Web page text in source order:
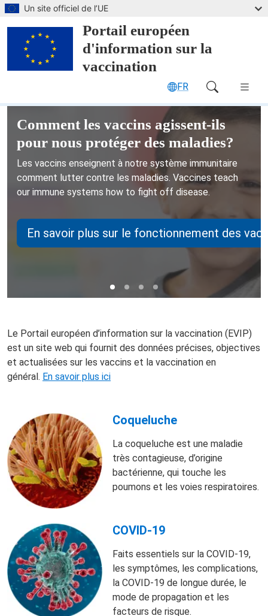
Un site officiel de l’UE
Portail européen
d'information sur la
vaccination
FR
Main Navigation (desktop)
Portail européen d'information
Comment les vaccins agissent-ils
pour nous protéger des maladies?
Les vaccins enseignent à notre système immunitaire
comment lutter contre les maladies. Vaccines teach
our immune systems how to fight off disease.
En savoir plus sur le fonctionnement des
Le Portail européen d’information sur la vaccination (EVIP)
est un site web qui fournit des données précises, objectives
et actualisées sur les vaccins et la vaccination en
général. En savoir plus ici
Coqueluche
La coqueluche est une maladie
très contagieuse, d’origine
bactérienne, qui touche les
poumons et les voies respiratoires.
COVID-19
Faits essentiels sur la COVID-19,
les symptômes, les complications,
la COVID-19 de longue durée, le
mode de propagation et les
facteurs de risque.